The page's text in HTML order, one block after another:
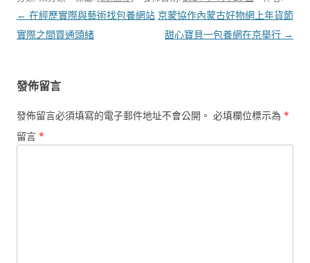
文
章
← 在經歷實際與藝術找包養網站
實際之間買通頭緒
京蒙協作內蒙古好物網上年貨節
甜心寶貝一包養網在京舉行 →
發佈留言
發佈留言必須填寫的電子郵件地址不會公開。 必填欄位標示為 *
留言 *